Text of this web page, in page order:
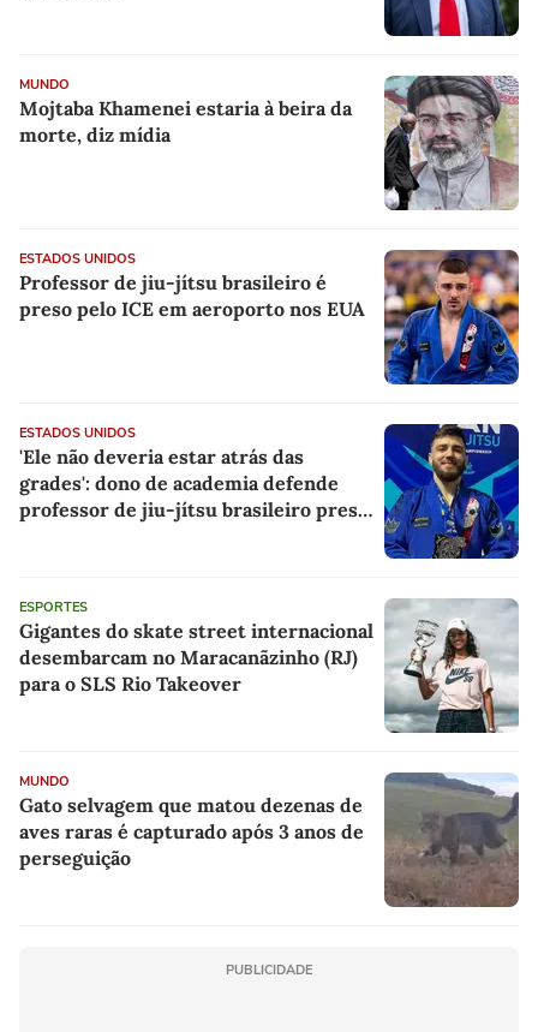
MUNDO
Mojtaba Khamenei estaria à beira da
morte, diz mídia
ESTADOS UNIDOS
Professor de jiu-jítsu brasileiro é
preso pelo ICE em aeroporto nos EUA
ESTADOS UNIDOS
'Ele não deveria estar atrás das
grades': dono de academia defende
professor de jiu-jítsu brasileiro preso
ESPORTES
Gigantes do skate street internacional
desembarcam no Maracanãzinho (RJ)
para o SLS Rio Takeover
MUNDO
Gato selvagem que matou dezenas de
aves raras é capturado após 3 anos de
perseguição
PUBLICIDADE